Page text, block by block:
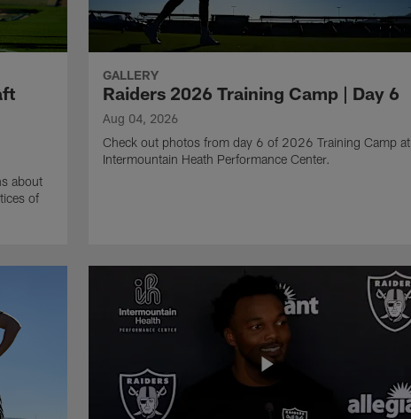
about
of
GALLERY
Raiders 2026 Training Camp | Day 6
Aug 04, 2026
Check out photos from day 6 of 2026 Training Camp at
Intermountain Heath Performance Center.